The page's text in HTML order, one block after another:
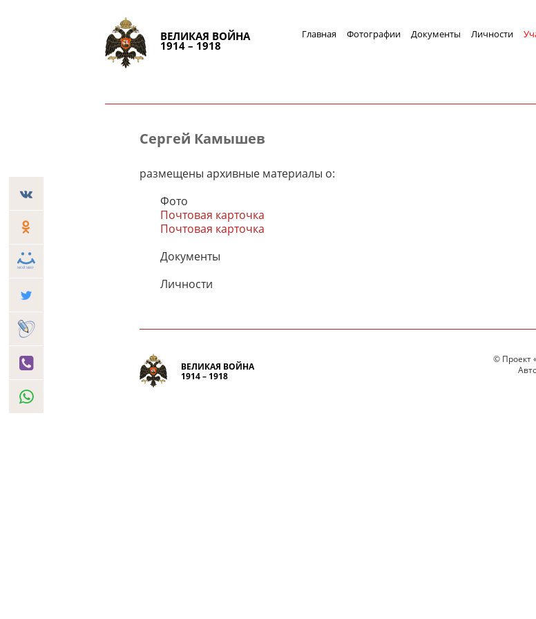
ВЕЛИКАЯ ВОЙНА
1914 – 1918
Главная Фотографии Документы Личности
Сергей Камышев
размещены архивные материалы о:
Фото
Почтовая карточка
Почтовая карточка
Документы
Личности
ВЕЛИКАЯ ВОЙНА
1914 – 1918
© Проект